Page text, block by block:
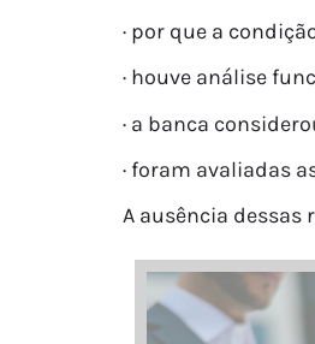
· por que a
· houve análise
· a banca
· foram avaliadas
A ausência